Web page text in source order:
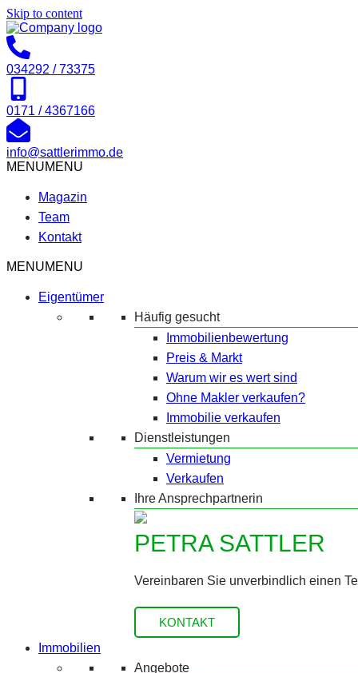
Skip to content
034292 / 73375
0171 / 4367166
info@sattlerimmo.de
MENUMENU
Magazin
Team
Kontakt
MENUMENU
Eigentümer
Häufig gesucht
Immobilienbewertung
Preis & Markt
Warum wir es wert sind
Ohne Makler verkaufen?
Immobilie verkaufen
Dienstleistungen
Vermietung
Verkaufen
Ihre Ansprechpartnerin
PETRA SATTLER
Vereinbaren Sie unverbindlich einen
KONTAKT
Immobilien
Angebote